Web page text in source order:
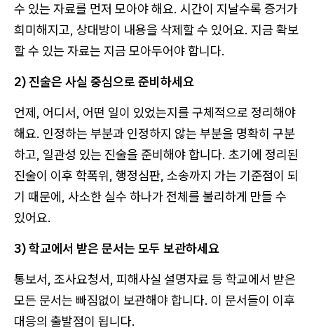
수 있는 자료를 먼저 모아야 해요. 시간이 지날수록 증거가
희미해지고, 상대방이 내용을 삭제할 수 있어요. 지금 확보
할 수 있는 자료는 지금 모아두어야 합니다.
2) 진술은 사실 중심으로 준비하세요
언제, 어디서, 어떤 일이 있었는지를 구체적으로 정리해야
해요. 인정하는 부분과 인정하지 않는 부분을 명확히 구분
하고, 일관성 있는 진술을 준비해야 합니다. 초기에 정리된
진술이 이후 학폭위, 행정심판, 소송까지 가는 기준점이 되
기 때문에, 사소한 실수 하나가 전체를 불리하게 만들 수
있어요.
3) 학교에서 받은 문서는 모두 보관하세요
통보서, 조사요청서, 피해사실 설명자료 등 학교에서 받은
모든 문서는 빠짐없이 보관해야 합니다. 이 문서들이 이후
대응의 출발점이 됩니다.